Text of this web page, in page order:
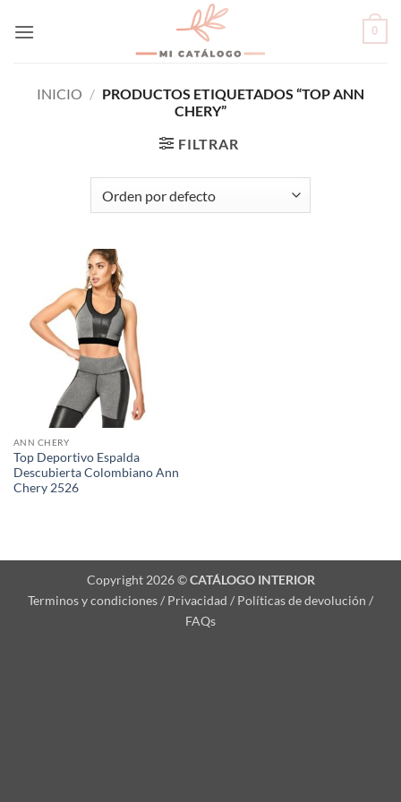
0
INICIO / PRODUCTOS ETIQUETADOS “TOP ANN
CHERY”
FILTRAR
ANN CHERY
Top Deportivo Espalda
Descubierta Colombiano Ann
Chery 2526
Copyright 2026 ©CATÁLOGO INTERIOR
Terminos y condiciones / Privacidad / Políticas de devolución /
FAQs